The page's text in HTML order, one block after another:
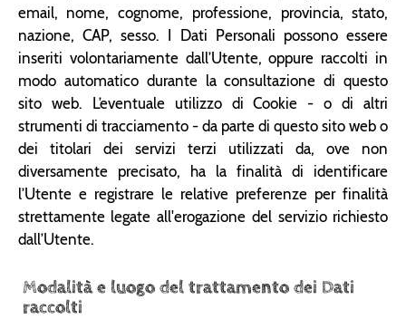
email, nome, cognome, professione, provincia, stato,
nazione, CAP, sesso. I Dati Personali possono essere
inseriti volontariamente dall’Utente, oppure raccolti in
modo automatico durante la consultazione di questo
sito web. L’eventuale utilizzo di Cookie - o di altri
strumenti di tracciamento - da parte di questo sito web o
dei titolari dei servizi terzi utilizzati da, ove non
diversamente precisato, ha la finalità di identificare
l’Utente e registrare le relative preferenze per finalità
strettamente legate all'erogazione del servizio richiesto
dall’Utente.
Modalità e luogo del trattamento dei Dati
raccolti